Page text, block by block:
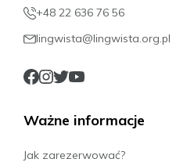
+48 22 636 76 56
lingwista@lingwista.org.pl
Ważne informacje
Jak zarezerwować?